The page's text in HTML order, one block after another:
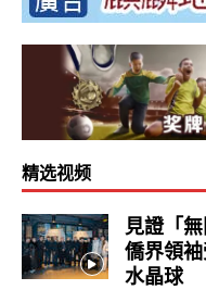
精选视频
見證「
僑界領
水晶球